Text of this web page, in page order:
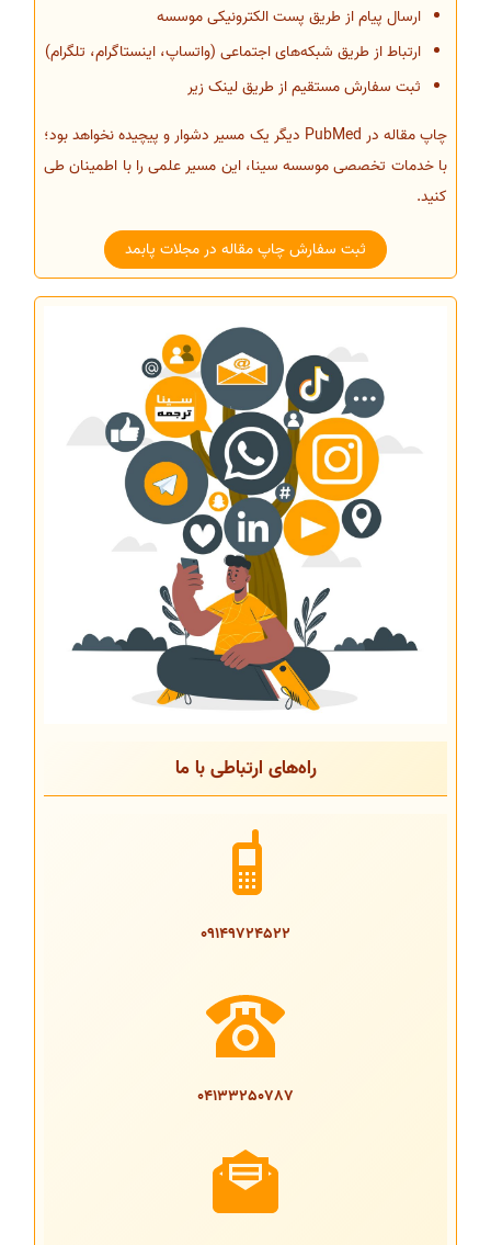
ارسال پیام از طریق پست الکترونیکی موسسه
ارتباط از طریق شبکه‌های اجتماعی (واتساپ، اینستاگرام، تلگرام)
ثبت سفارش مستقیم از طریق لینک زیر
چاپ مقاله در PubMed دیگر یک مسیر دشوار و پیچیده نخواهد بود؛
با خدمات تخصصی موسسه سینا، این مسیر علمی را با اطمینان طی
کنید.
ثبت سفارش چاپ مقاله در مجلات پابمد
راه‌های ارتباطی با ما
09149724522
04133250787